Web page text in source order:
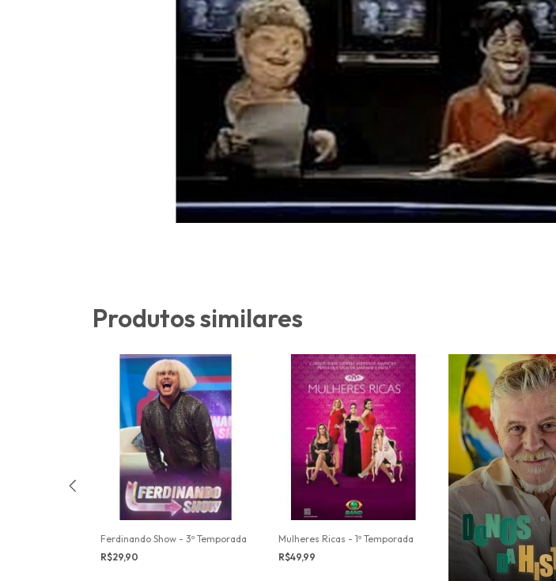
Produtos similares
Ferdinando Show - 3º Temporada
R$29,90
Mulheres Ricas - 1º Temporada
R$49,99